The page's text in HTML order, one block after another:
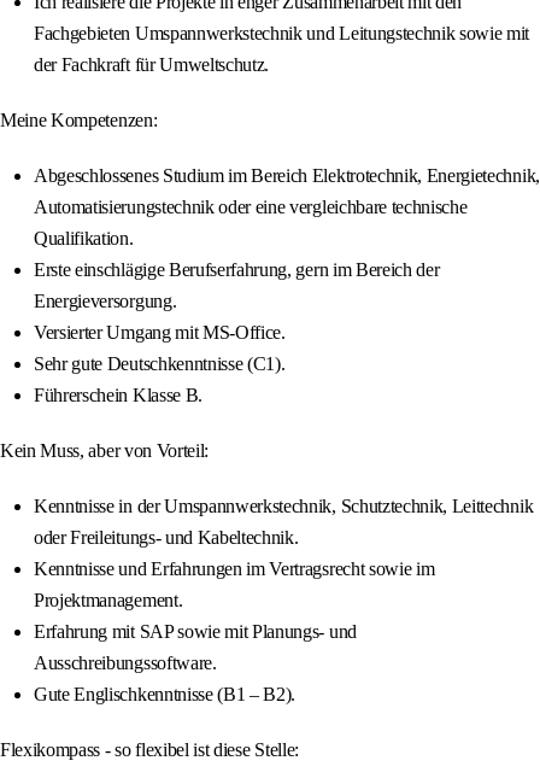
Fachgebieten Umspannwerkstechnik und Leitungstechnik sowie mit
der Fachkraft für Umweltschutz.
Meine Kompetenzen:
Abgeschlossenes Studium im Bereich Elektrotechnik, Energietechnik,
Automatisierungstechnik oder eine vergleichbare technische
Qualifikation.
Erste einschlägige Berufserfahrung, gern im Bereich der
Energieversorgung.
Versierter Umgang mit MS-Office.
Sehr gute Deutschkenntnisse (C1).
Führerschein Klasse B.
Kein Muss, aber von Vorteil:
Kenntnisse in der Umspannwerkstechnik, Schutztechnik, Leittechnik
oder Freileitungs- und Kabeltechnik.
Kenntnisse und Erfahrungen im Vertragsrecht sowie im
Projektmanagement.
Erfahrung mit SAP sowie mit Planungs- und
Ausschreibungssoftware.
Gute Englischkenntnisse (B1 – B2).
Flexikompass - so flexibel ist diese Stelle: